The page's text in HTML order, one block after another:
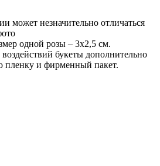
может незначительно отличаться
одной розы – 3х2,5 см.
букеты дополнительно
пленку и фирменный пакет.